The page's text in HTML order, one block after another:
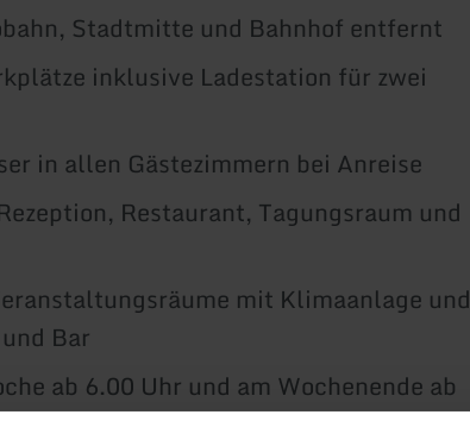
Stadtmitte und Bahnhof entfernt
inklusive Ladestation für zwei
in allen Gästezimmern bei Anreise
Restaurant, Tagungsraum und
mit Klimaanlage und
Bar
ab 6.00 Uhr und am Wochenende ab